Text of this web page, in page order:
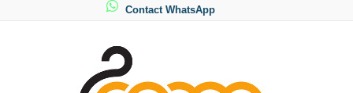
Contact WhatsApp